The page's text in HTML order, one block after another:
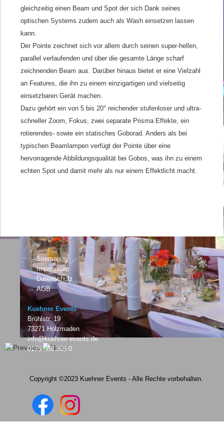
gleichzeitig einen Beam und Spot der sich Dank seines
optischen Systems zudem auch als Wash einsetzen lassen
kann.
Der Pointe zeichnet sich vor allem durch seinen super-hellen,
parallel verlaufenden und über die gesamte Länge scharf
zeichnenden Beam aus. Darüber hinaus bietet er eine Vielzahl
an Features, die ihn zu einem einzigartigen und vielseitig
einsetzbaren Gerät machen.
Dazu gehört ein von 5 bis 20° reichender stufenloser und ultra-
schneller Zoom, Fokus, zwei separate Prisma Effekte, ein
rotierendes- sowie ein statisches Goborad. Anders als bei
typischen Beamlampen verfügt der Pointe über eine
hervorragende Abbildungsqualität bei Gobos, was ihn zu einem
echten Spot und damit mehr als nur einem Effektlicht macht.
→Sitemap
→Impressum
→Datenschutz
→AGB
Kuehner Events
Brühlstr. 19
73271 Holzmaden
info@kuehner-events.de
0175 568 865 0
Copyright ©2023 Kuehner Events - Alle Rechte vorbehalten.